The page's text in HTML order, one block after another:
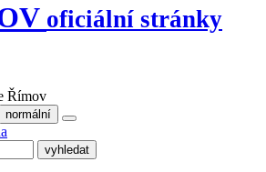
oficiální stránky
normální